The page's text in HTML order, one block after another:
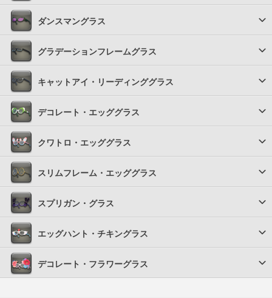
ダンスマングラス
グラデーションフレームグラス
キャットアイ・リーディンググラス
デコレート・エッググラス
クワトロ・エッググラス
スリムフレーム・エッググラス
スプリガン・グラス
エッグハント・チキングラス
デコレート・フラワーグラス